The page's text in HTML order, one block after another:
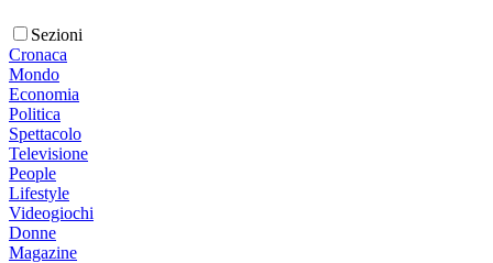
Sezioni
Cronaca
Mondo
Economia
Politica
Spettacolo
Televisione
People
Lifestyle
Videogiochi
Donne
Magazine